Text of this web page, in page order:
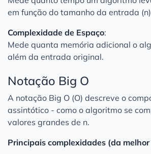
em função do tamanho da entrada
Complexidade de Espaço:
Mede quanta memória adicional o
além da entrada original.
Notação Big O
A notação Big O (O) descreve o
assintótico - como o algoritmo se
valores grandes de n.
Principais complexidades (da